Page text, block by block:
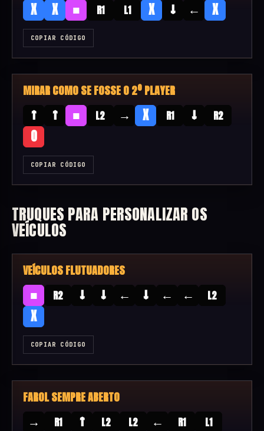
X X ■ R1 L1 X ↓ ← X
COPIAR CÓDIGO
MIRAR COMO SE FOSSE O 2º PLAYER
↑ ↑ ■ L2 → X R1 ↓ R2
O
COPIAR CÓDIGO
TRUQUES PARA PERSONALIZAR OS
VEÍCULOS
VEÍCULOS FLUTUADORES
■ R2 ↓ ↓ ← ↓ ← ← L2
X
COPIAR CÓDIGO
FAROL SEMPRE ABERTO
→ R1 ↑ L2 L2 ← R1
L1